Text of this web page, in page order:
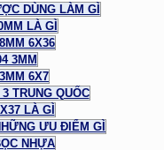
DÙNG LÀM GÌ
LÀ GÌ
6X36
3MM
6X7
TRUNG QUỐC
LÀ GÌ
ƯU ĐIỂM GÌ
NHỰA